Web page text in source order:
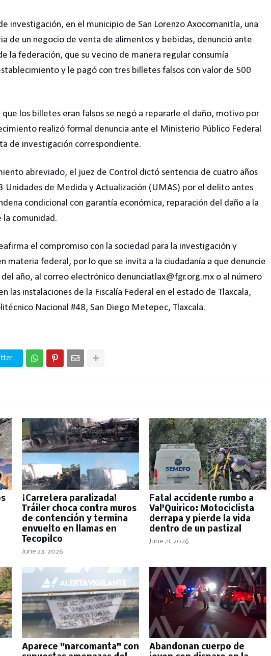
investigación, en el municipio de San Lorenzo Axocomanitla, una
de un negocio de venta de alimentos y bebidas, denunció ante
la federación, que su vecino de manera regular consumía
y le pagó con tres billetes falsos con valor de 500
los billetes eran falsos se negó a repararle el daño, motivo por
realizó formal denuncia ante el Ministerio Público Federal
de investigación correspondiente.
abreviado, el juez de Control dictó sentencia de cuatro años
Unidades de Medida y Actualización (UMAS) por el delito antes
condicional con garantía económica, reparación del daño a la
comunidad.
el compromiso con la sociedad para la investigación y
materia federal, por lo que se invita a la ciudadanía a que denuncie
del año, al correo electrónico denunciatlax@fgr.org.mx o al número
las instalaciones de la Fiscalía Federal en el estado de Tlaxcala,
Nacional #48, San Diego Metepec, Tlaxcala.
¡Carretera paralizada!
Tráiler choca contra muros
de contención y termina
envuelto en llamas en
Tecopilco
June 23, 2026
Fatal accidente rumbo a
Val'Quirico: Motociclista
derrapa y pierde la vida
dentro de un pastizal
June 21, 2026
Aparece "narcomanta" con
Abandonan cuerpo de